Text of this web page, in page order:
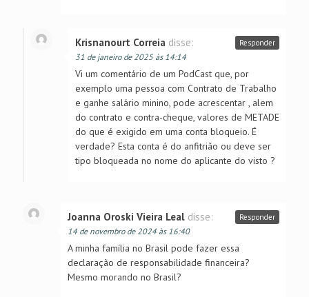
Krisnanourt Correia disse:
31 de janeiro de 2025 às 14:14
Vi um comentário de um PodCast que, por
exemplo uma pessoa com Contrato de Trabalho
e ganhe salário minino, pode acrescentar , alem
do contrato e contra-cheque, valores de METADE
do que é exigido em uma conta bloqueio. É
verdade? Esta conta é do anfitrião ou deve ser
tipo bloqueada no nome do aplicante do visto ?
Responder
Joanna Oroski Vieira Leal disse:
14 de novembro de 2024 às 16:40
A minha família no Brasil pode fazer essa
declaração de responsabilidade financeira?
Mesmo morando no Brasil?
Responder